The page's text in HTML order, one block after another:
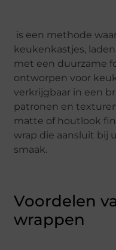
is een methode
keukenkastjes,
met een duurzame
ontworpen voor
verkrijgbaar in een
patronen en
matte of houtlook
wrap die aansluit bij
smaak.
Voordelen
wrappen